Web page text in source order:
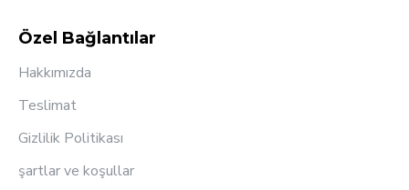
Özel Bağlantılar
Hakkımızda
Teslimat
Gizlilik Politikası
şartlar ve koşullar